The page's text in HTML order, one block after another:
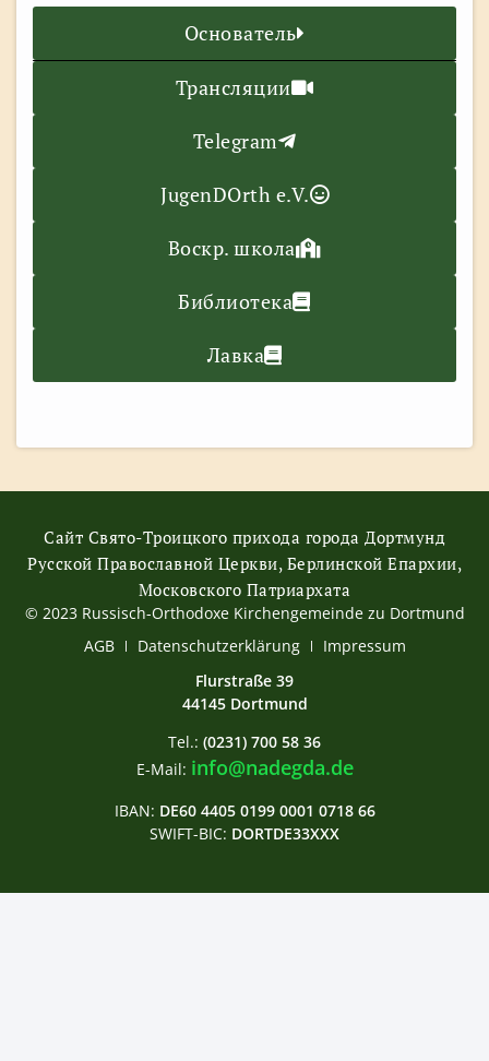
Основатель
Трансляции
Telegram
JugenDOrth e.V.
Воскр. школа
Библиотека
Лавка
Сайт Свято-Троицкого прихода города Дортмунд
Русской Православной Церкви, Берлинской Епархии,
Московского Патриархата
© 2023 Russisch-Orthodoxe Kirchengemeinde zu Dortmund
АGB
Datenschutzerklärung
Impressum
Flurstraße 39
44145 Dortmund
Tel.: (0231) 700 58 36
E-Mail: info@nadegda.de
IBAN: DE60 4405 0199 0001 0718 66
SWIFT-BIC: DORTDE33XXX